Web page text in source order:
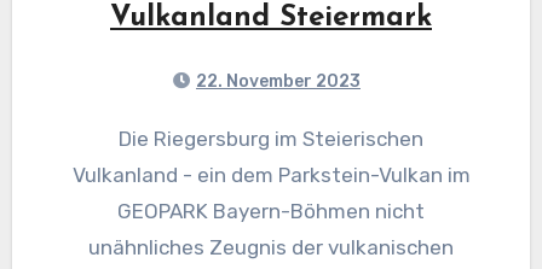
Vulkanland Steiermark
22. November 2023
Die Riegersburg im Steierischen
Vulkanland - ein dem Parkstein-Vulkan im
GEOPARK Bayern-Böhmen nicht
unähnliches Zeugnis der vulkanischen